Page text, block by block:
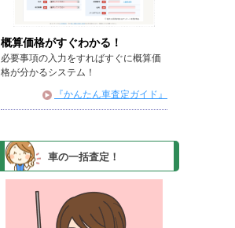
概算価格がすぐわかる！
必要事項の入力をすればすぐに概算価
格が分かるシステム！
『かんたん車査定ガイド』
車の一括査定！